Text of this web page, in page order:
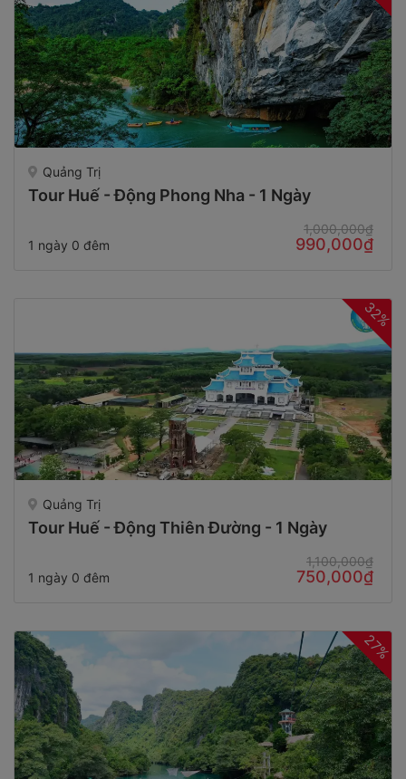
Quảng Trị
Tour Huế - Động Phong Nha - 1 Ngày
1 ngày 0 đêm
1,000,000₫
990,000₫
32%
Quảng Trị
Tour Huế - Động Thiên Đường - 1 Ngày
1 ngày 0 đêm
1,100,000₫
750,000₫
27%